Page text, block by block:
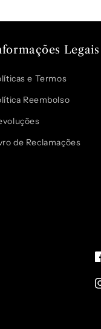
Legais
e Termos
Reembolso
de Reclamações